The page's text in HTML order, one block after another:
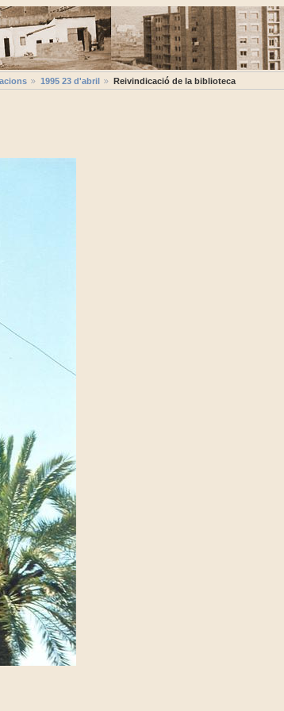
1995 23 d'abril Reivindicació de la biblioteca